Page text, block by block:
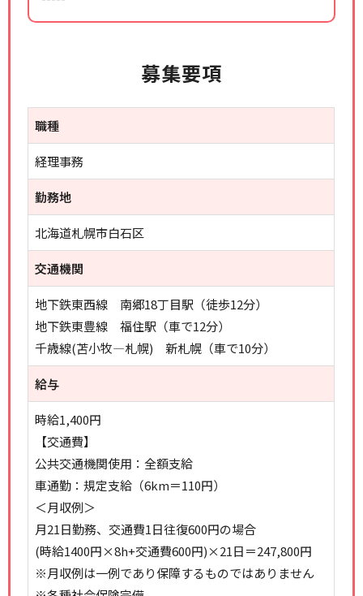
募集要項
職種
経理事務
勤務地
北海道札幌市白石区
交通機関
地下鉄東西線 南郷18丁目駅（徒歩12分）
地下鉄東豊線 福住駅（車で12分）
千歳線(苫小牧―札幌) 新札幌（車で10分）
給与
時給1,400円
【交通費】
公共交通機関使用：全額支給
車通勤：規定支給（6km＝110円）
＜月収例＞
月21日勤務、交通費1日往復600円の場合
(時給1400円×8h+交通費600円)×21日＝247,800円
※月収例は一例であり保障するものではありません